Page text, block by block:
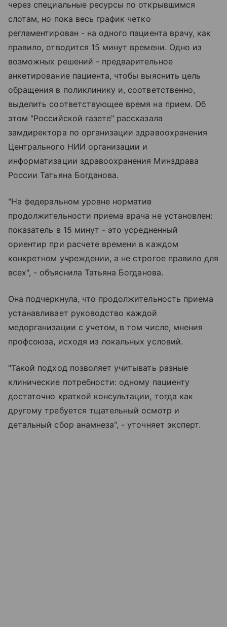
через специальные ресурсы по открывшимся
слотам, но пока весь график четко
регламентирован - на одного пациента врачу, как
правило, отводится 15 минут времени. Одно из
возможных решений - предварительное
анкетирование пациента, чтобы выяснить цель
обращения в поликлинику и, соответственно,
выделить соответствующее время на прием. Об
этом "Российской газете" рассказала
замдиректора по организации здравоохранения
Центрального НИИ организации и
информатизации здравоохранения Минздрава
России Татьяна Богданова.
"На федеральном уровне норматив
продолжительности приема врача не установлен:
показатель в 15 минут - это усредненный
ориентир при расчете времени в каждом
конкретном учреждении, а не строгое правило для
всех", - объяснила Татьяна Богданова.
Она подчеркнула, что продолжительность приема
устанавливает руководство каждой
медорганизации с учетом, в том числе, мнения
профсоюза, исходя из локальных условий.
"Такой подход позволяет учитывать разные
клинические потребности: одному пациенту
достаточно краткой консультации, тогда как
другому требуется тщательный осмотр и
детальный сбор анамнеза", - уточняет эксперт.